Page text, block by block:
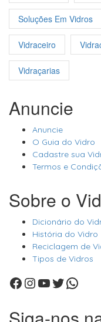
Soluções Em Vidros
Vidraceiro
Vidraçarias
Anuncie
Anuncie
O Guia do Vidro
Cadastre sua
Termos e
Sobre o
Dicionário do
História do Vidro
Reciclagem de
Tipos de Vidros
Facebook
Instagram
Youtube
Twitter